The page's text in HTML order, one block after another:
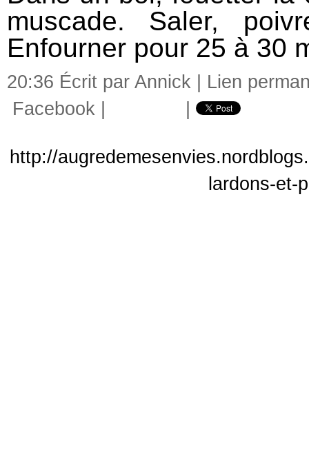
muscade. Saler,
Enfourner pour 25 à 30
20:36 Écrit par Annick | Lien
Facebook
http://
lardons-et-